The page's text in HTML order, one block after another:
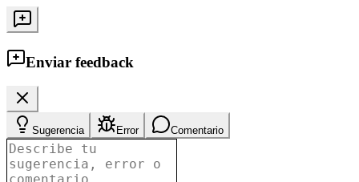
Enviar feedback
Sugerencia Error Comentario